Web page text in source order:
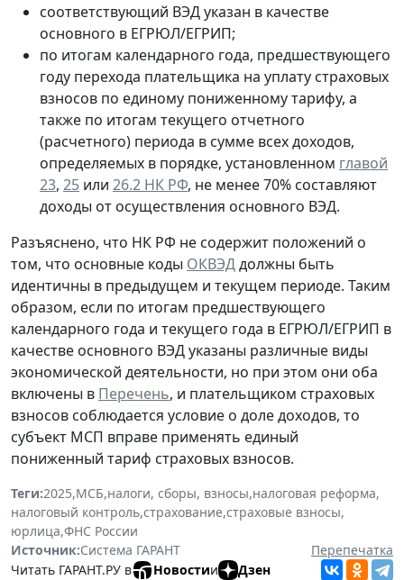
соответствующий ВЭД указан в качестве
основного в ЕГРЮЛ/ЕГРИП;
по итогам календарного года, предшествующего
году перехода плательщика на уплату страховых
взносов по единому пониженному тарифу, а
также по итогам текущего отчетного
(расчетного) периода в сумме всех доходов,
определяемых в порядке, установленном главой
23, 25 или 26.2 НК РФ, не менее 70% составляют
доходы от осуществления основного ВЭД.
Разъяснено, что НК РФ не содержит положений о
том, что основные коды ОКВЭДдолжны быть
идентичны в предыдущем и текущем периоде. Таким
образом, если по итогам предшествующего
календарного года и текущего года в ЕГРЮЛ/ЕГРИП в
качестве основного ВЭД указаны различные виды
экономической деятельности, но при этом они оба
включены в Перечень, и плательщиком страховых
взносов соблюдается условие о доле доходов, то
субъект МСП вправе применять единый
пониженный тариф страховых взносов.
Теги:2025,МСБ,налоги, сборы, взносы,налоговая реформа,
налоговый контроль,страхование,страховые взносы,
юрлица,ФНС России
Источник:Система ГАРАНТ
Перепечатка
Читать ГАРАНТ.РУ в
Новостии Дзен